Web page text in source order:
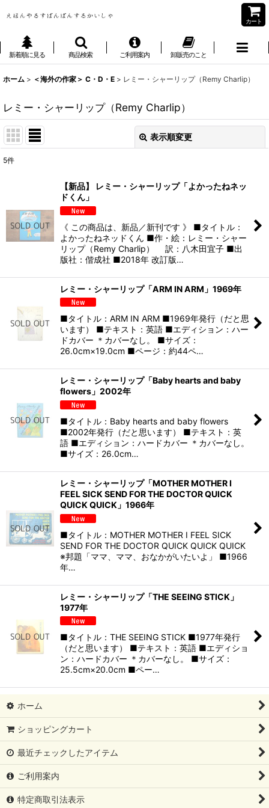
カート
新着順に見る 商品検索 ご利用案内 卸販売のこと
ホーム > ＜海外の作家＞ C・D・E > レミー・シャーリップ（Remy Charlip）
レミー・シャーリップ（Remy Charlip）
表示順変更
絞り込む
5件
【新品】 レミー・シャーリップ「よかったねネッ
ドくん」
《 この商品は、新品／新刊です 》 ■タイトル：
よかったねネッドくん ■作・絵：レミー・シャー
リップ（Remy Charlip） 訳：八木田宜子 ■出
版社：偕成社 ■2018年 改訂版…
レミー・シャーリップ「ARM IN ARM」1969年
■タイトル：ARM IN ARM ■1969年発行（だと思
います） ■テキスト：英語 ■エディション：ハー
ドカバー ＊カバーなし。 ■サイズ：
26.0cm×19.0cm ■ページ：約44ペ…
レミー・シャーリップ「Baby hearts and baby
flowers」2002年
■タイトル：Baby hearts and baby flowers
■2002年発行（だと思います） ■テキスト：英
語 ■エディション：ハードカバー ＊カバーなし。
■サイズ：26.0cm…
レミー・シャーリップ「MOTHER MOTHER I
FEEL SICK SEND FOR THE DOCTOR QUICK
QUICK QUICK」1966年
■タイトル：MOTHER MOTHER I FEEL SICK
SEND FOR THE DOCTOR QUICK QUICK QUICK
※邦題「ママ、ママ、おなかがいたいよ」 ■1966
年…
レミー・シャーリップ「THE SEEING STICK」
1977年
■タイトル：THE SEEING STICK ■1977年発行
（だと思います） ■テキスト：英語 ■エディショ
ン：ハードカバー ＊カバーなし。 ■サイズ：
25.5cm×20.0cm ■ペー…
ホーム
ショッピングカート
最近チェックしたアイテム
ご利用案内
特定商取引法表示